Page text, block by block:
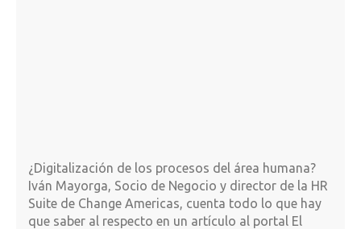
¿Digitalización de los procesos del área humana?
Iván Mayorga, Socio de Negocio y director de la HR
Suite de Change Americas, cuenta todo lo que hay
que saber al respecto en un artículo al portal El